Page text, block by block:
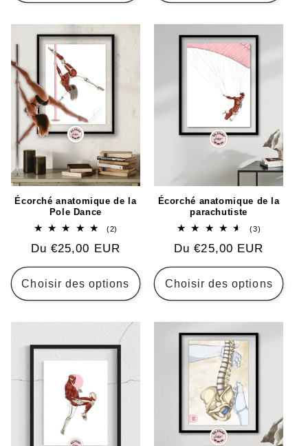
Écorché anatomique de la
Pole Dance
(2)
des
Prix
habituel
Du €25,00 EUR
Choisir des options
Écorché anatomique de la
parachutiste
(3)
des
Prix
habituel
Du €25,00 EUR
Choisir des options